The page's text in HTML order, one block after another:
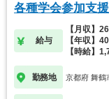
各種学会参加支
給与
【月収】
【年収】
【時給】
勤務地 京都府 舞鶴